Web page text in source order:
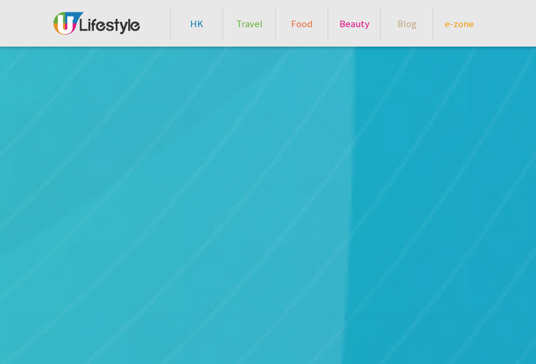
HK Travel Food Beauty Blog e-zone